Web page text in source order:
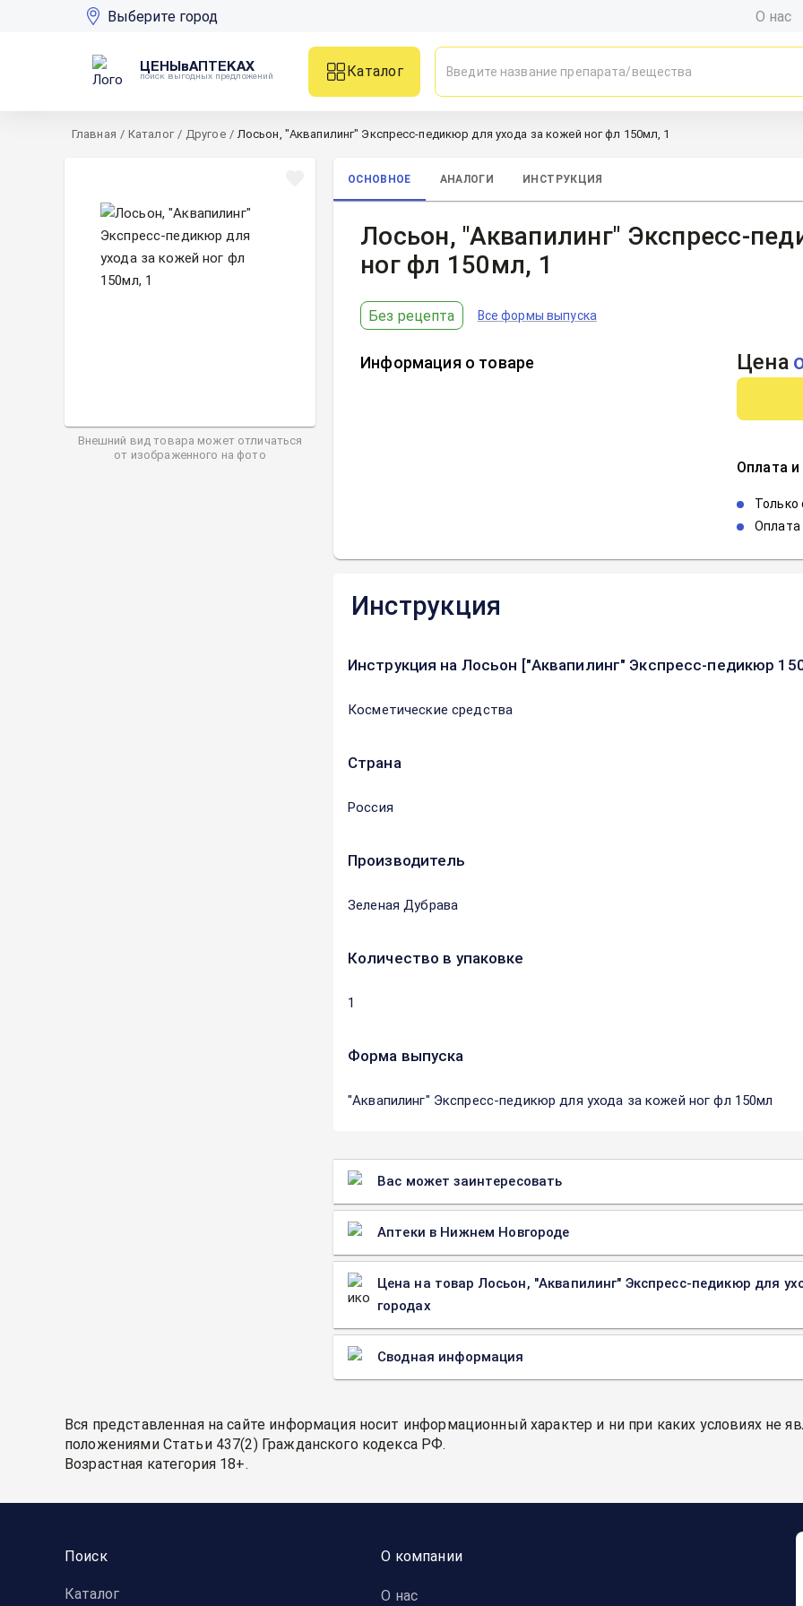
Выберите город О нас
ЦЕНЫвАПТЕКАХ
поиск выгодных предложений
Каталог
Главная / Каталог / Другое / Лосьон, "Аквапилинг" Экспресс-педикюр для ухода за кожей ног фл 150мл, 1
Внешний вид товара может отличаться
от изображенного на фото
ОСНОВНОЕ АНАЛОГИ ИНСТРУКЦИЯ
Лосьон, "Аквапилинг" Экспресс-
ног фл 150мл, 1
Без рецепта Все формы выпуска
Информация о товаре Цена
Оплата
Только
Оплата
Инструкция
Инструкция на Лосьон ["Аквапилинг" Экспресс-педикюр
Косметические средства
Страна
Россия
Производитель
Зеленая Дубрава
Количество в упаковке
1
Форма выпуска
"Аквапилинг" Экспресс-педикюр для ухода за кожей ног фл 150мл
Вас может заинтересовать
Аптеки в Нижнем Новгороде
Цена на товар Лосьон, "Аквапилинг" Экспресс-педикюр для
городах
Сводная информация
Вся представленная на сайте информация носит информационный характер и ни при каких условиях не
положениями Статьи 437(2) Гражданского кодекса РФ.
Возрастная категория 18+.
Поиск
Каталог
О компании
О нас